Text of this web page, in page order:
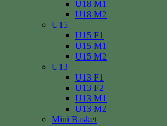
U18 M1
U18 M2
U15
U15 F1
U15 M1
U15 M2
U13
U13 F1
U13 F2
U13 M1
U13 M2
Mini Basket